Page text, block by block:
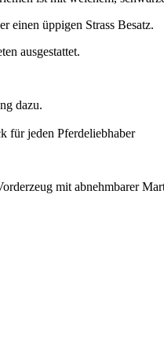
einen üppigen Strass Besatz.
ausgestattet.
dazu.
für jeden Pferdeliebhaber
mit abnehmbarer